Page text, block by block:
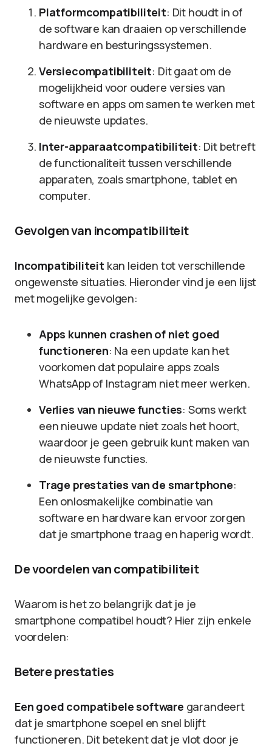
Platformcompatibiliteit: Dit houdt in of
de software kan draaien op verschillende
hardware en besturingssystemen.
Versiecompatibiliteit: Dit gaat om de
mogelijkheid voor oudere versies van
software en apps om samen te werken met
de nieuwste updates.
Inter-apparaatcompatibiliteit: Dit betreft
de functionaliteit tussen verschillende
apparaten, zoals smartphone, tablet en
computer.
Gevolgen van incompatibiliteit
Incompatibiliteit kan leiden tot verschillende
ongewenste situaties. Hieronder vind je een lijst
met mogelijke gevolgen:
Apps kunnen crashen of niet goed
functioneren: Na een update kan het
voorkomen dat populaire apps zoals
WhatsApp of Instagram niet meer werken.
Verlies van nieuwe functies: Soms werkt
een nieuwe update niet zoals het hoort,
waardoor je geen gebruik kunt maken van
de nieuwste functies.
Trage prestaties van de smartphone:
Een onlosmakelijke combinatie van
software en hardware kan ervoor zorgen
dat je smartphone traag en haperig wordt.
De voordelen van compatibiliteit
Waarom is het zo belangrijk dat je je
smartphone compatibel houdt? Hier zijn enkele
voordelen:
Betere prestaties
Een goed compatibele software garandeert
dat je smartphone soepel en snel blijft
functioneren. Dit betekent dat je vlot door je